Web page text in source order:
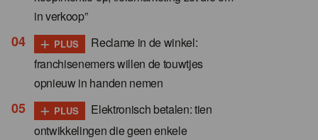
in verkoop”
+ PLUS
Reclame in de winkel:
franchisenemers willen de touwtjes
opnieuw in handen nemen
+ PLUS
Elektronisch betalen: tien
ontwikkelingen die geen enkele